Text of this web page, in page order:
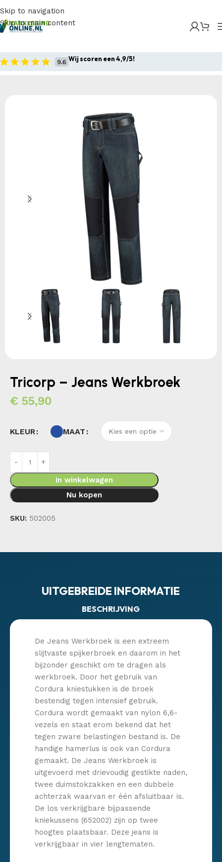
Skip to navigation
Skip to main content
Wij scoren een 4,9/5!
Tricorp – Jeans Werkbroek
Tricorp – Jeans Werkbroek
€ 55,90
KLEUR MAAT
In winkelwagen
Nu kopen
SKU: 502005
UITGEBREIDE INFORMATIE
BESCHRIJVING
De Jeans Werkbroek is een extreem
slijtvaste spijkerbroek en daarom in het
bijzonder geschikt om te dragen als
werkbroek. Door het gebruik van
Cordura kniestukken is de broek
bestendig tegen intensief gebruik.
Cordura wordt gemaakt van nylon 6,6-
vezels en staat erom bekend dat het
tegen zware belastingen bestand is. De
handige hamerlus is ook van Cordura
gemaakt. De Jeans Werkbroek is
uitgevoerd met drievoudig gestikte naden,
twee duimstokzakken en een dubbele
achterzak waarvan er één afsluitbaar is.
De los verkrijgbare bijpassende
kniekussens (652002) zijn op twee
hoogtes plaatsbaar. Deze jeans is
verkrijgbaar in vier lengtematen.